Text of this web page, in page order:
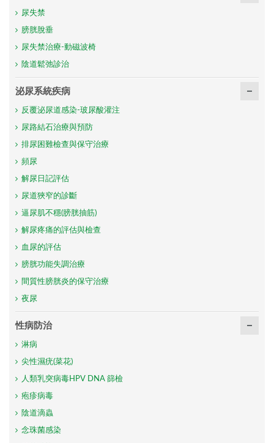
尿失禁
膀胱脫垂
尿失禁治療-動磁波椅
陰道鬆弛診治
泌尿系統疾病
反覆泌尿道感染-玻尿酸灌注
尿路結石治療與預防
排尿困難檢查與保守治療
頻尿
解尿日記評估
尿道狹窄的診斷
逼尿肌不穩(膀胱抽筋)
解尿疼痛的評估與檢查
血尿的評估
膀胱功能失調治療
間質性膀胱炎的保守治療
夜尿
性病防治
淋病
尖性濕疣(菜花)
人類乳突病毒HPV DNA 篩檢
疱疹病毒
陰道滴蟲
念珠菌感染